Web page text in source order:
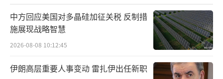
中方回应美国对多晶硅加征关税 反制措
施展现战略智慧
2026-08-08 10:12:45
伊朗高层重要人事变动 雷扎伊出任新职